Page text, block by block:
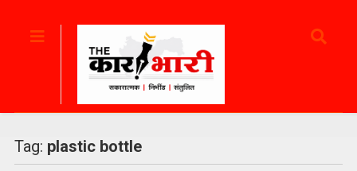
Tag: plastic bottle